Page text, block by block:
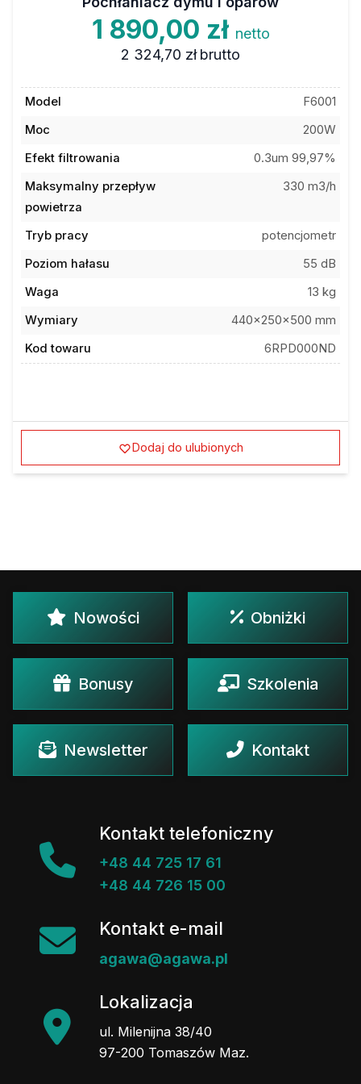
1 890,00 zł netto
2 324,70 zł brutto
Model
F6001
Moc
200W
Efekt filtrowania
0.3um 99,97%
Maksymalny przepływ
powietrza
330 m3/h
Tryb pracy
potencjometr
Poziom hałasu
55 dB
Waga
13 kg
Wymiary
440x250x500 mm
Kod towaru
6RPD000ND
Dodaj do ulubionych
Nowości Obniżki
Bonusy Szkolenia
Newsletter Kontakt
Kontakt telefoniczny
+48 44 725 17 61
+48 44 726 15 00
Kontakt e-mail
agawa@agawa.pl
Lokalizacja
ul. Milenijna 38/40
97-200 Tomaszów Maz.